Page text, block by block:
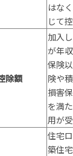
はな
じて
除額
加入
が年
保険
険や
損害
を満
用が
住宅
築住